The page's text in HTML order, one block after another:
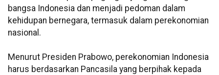
bangsa Indonesia dan menjadi pedoman dalam
kehidupan bernegara, termasuk dalam perekonomian
nasional.
Menurut Presiden Prabowo, perekonomian Indonesia
harus berdasarkan Pancasila yang berpihak kepada